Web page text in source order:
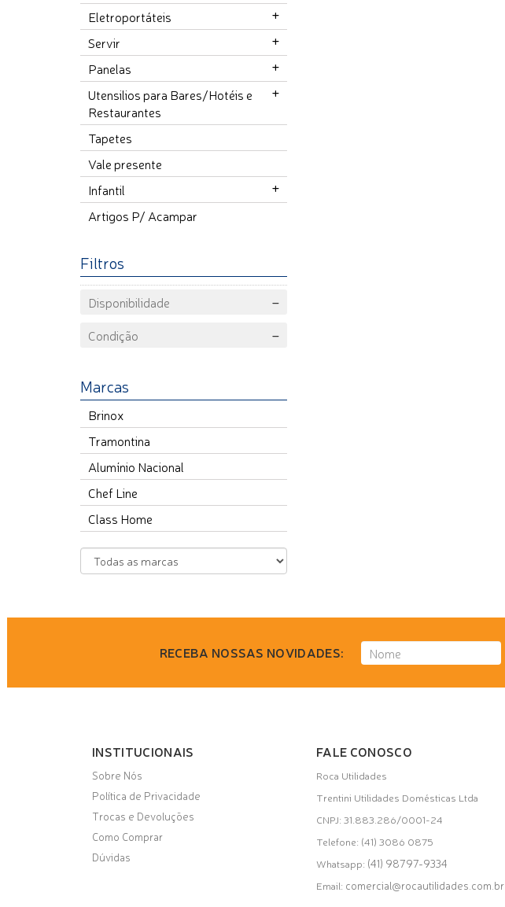
Eletroportáteis
Servir
Panelas
Utensilios para Bares/Hotéis e
Restaurantes
Tapetes
Vale presente
Infantil
Artigos P/ Acampar
Filtros
Disponibilidade
Condição
Marcas
Brinox
Tramontina
Alumínio Nacional
Chef Line
Class Home
RECEBA NOSSAS NOVIDADES:
INSTITUCIONAIS
Sobre Nós
Política de Privacidade
Trocas e Devoluções
Como Comprar
Dúvidas
FALE CONOSCO
Roca Utilidades
Trentini Utilidades Domésticas Ltda
CNPJ: 31.883.286/0001-24
Telefone: (41) 3086 0875
Whatsapp: (41) 98797-9334
Email: comercial@rocautilidades.com.br